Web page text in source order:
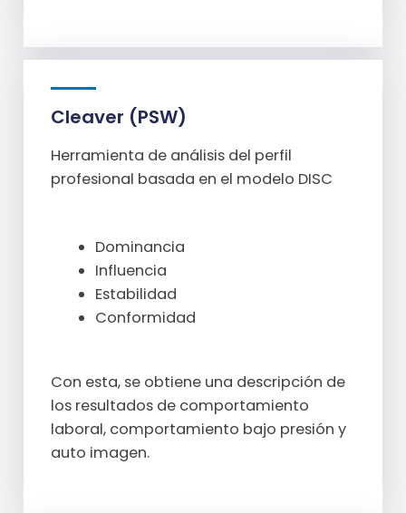
Cleaver (PSW)
Herramienta de análisis del perfil
profesional basada en el modelo DISC
Dominancia
Influencia
Estabilidad
Conformidad
Con esta, se obtiene una descripción de
los resultados de comportamiento
laboral, comportamiento bajo presión y
auto imagen.